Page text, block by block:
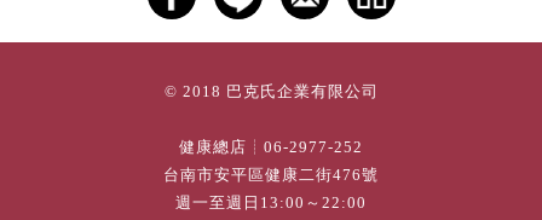
© 2018 巴克氏企業有限公司
健康總店┊ 06-2977-252
台南市安平區健康二街476號
週一至週日13:00～22:00